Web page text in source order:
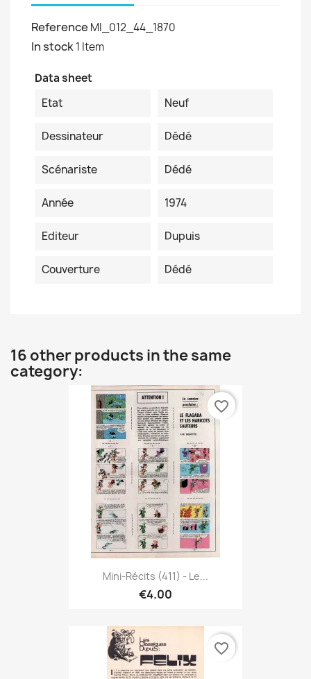
Reference MI_012_44_1870
In stock1 Item
Data sheet
Etat
Neuf
Dessinateur Dédé
Scénariste Dédé
Année 1974
Editeur Dupuis
Couverture Dédé
16 other products in the same
category:
Mini-Récits (411) - Le...
€4.00
favorite_border
favorite_border